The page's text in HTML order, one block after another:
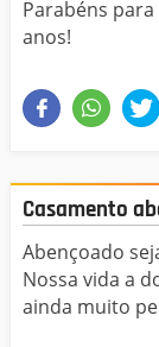
Parabéns
anos!
Casamento
Abençoado
Nossa vida a
ainda muito